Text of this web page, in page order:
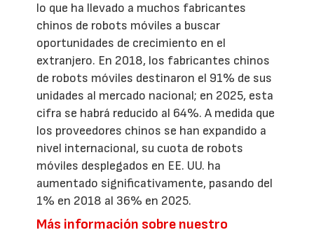
lo que ha llevado a muchos fabricantes
chinos de robots móviles a buscar
oportunidades de crecimiento en el
extranjero. En 2018, los fabricantes chinos
de robots móviles destinaron el 91% de sus
unidades al mercado nacional; en 2025, esta
cifra se habrá reducido al 64%. A medida que
los proveedores chinos se han expandido a
nivel internacional, su cuota de robots
móviles desplegados en EE. UU. ha
aumentado significativamente, pasando del
1% en 2018 al 36% en 2025.
Más información sobre nuestro